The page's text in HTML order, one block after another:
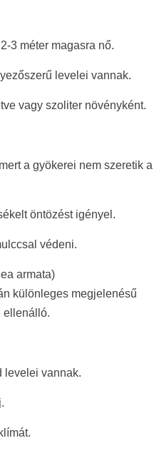
3 méter magasra nő.
levelei vannak.
vagy szoliter növényként.
a gyökerei nem szeretik a
öntözést igényel.
védeni.
armata)
különleges megjelenésű
ellenálló.
levelei vannak.